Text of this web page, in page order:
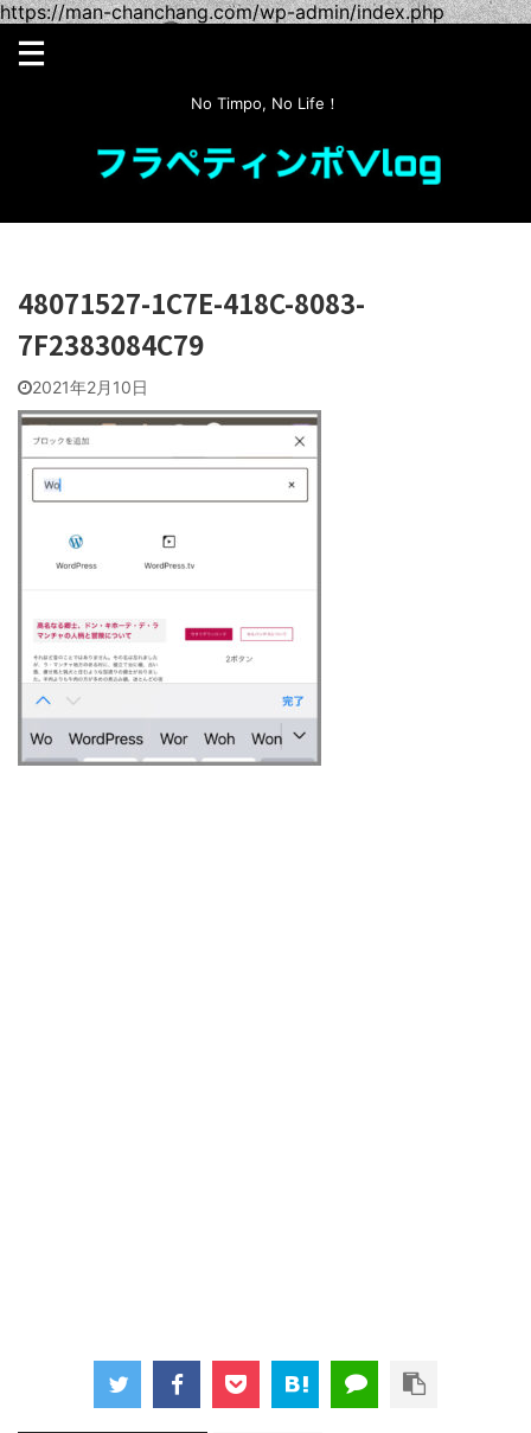
https://man-chanchang.com/wp-admin/index.php
No Timpo, No Life！
48071527-1C7E-418C-8083-
7F2383084C79
2021年2月10日